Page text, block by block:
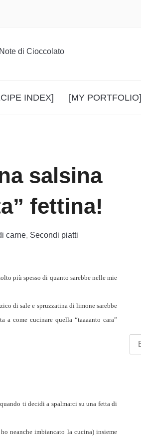
INDEX] [MY PORTFOLIO]
salsina
fettina!
carne, Secondi piatti
più spesso di quanto sarebbe nelle mie
di sale e spruzzatina di limone sarebbe
come cucinare quella “taaaanto cara”
ti decidi a spalmarci su una fetta di
neanche imbiancato la cucina) insieme